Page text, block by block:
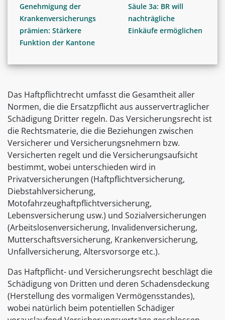
Genehmigung der
Krankenversicherungs
prämien: Stärkere
Funktion der Kantone
Säule 3a: BR will
nachträgliche
Einkäufe ermöglichen
Das Haftpflichtrecht umfasst die Gesamtheit aller
Normen, die die Ersatzpflicht aus ausservertraglicher
Schädigung Dritter regeln. Das Versicherungsrecht ist
die Rechtsmaterie, die die Beziehungen zwischen
Versicherer und Versicherungsnehmern bzw.
Versicherten regelt und die Versicherungsaufsicht
bestimmt, wobei unterschieden wird in
Privatversicherungen (Haftpflichtversicherung,
Diebstahlversicherung,
Motofahrzeughaftpflichtversicherung,
Lebensversicherung usw.) und Sozialversicherungen
(Arbeitslosenversicherung, Invalidenversicherung,
Mutterschaftsversicherung, Krankenversicherung,
Unfallversicherung, Altersvorsorge etc.).
Das Haftpflicht- und Versicherungsrecht beschlägt die
Schädigung von Dritten und deren Schadensdeckung
(Herstellung des vormaligen Vermögensstandes),
wobei natürlich beim potentiellen Schädiger